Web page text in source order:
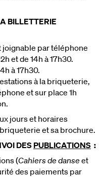
BILLETTERIE
par téléphone
et de 14h à 17h30.
à 17h30.
à la briqueterie,
et sur place 1h
jours et horaires
et sa brochure.
DES PUBLICATIONS :
(Cahiers de danse et
des paiements par